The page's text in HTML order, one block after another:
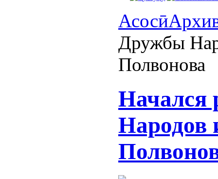
Асосӣ
Дружбы
Полвонова
Начался
Народов